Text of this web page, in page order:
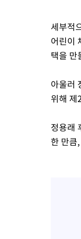
세부적
어린이
택을 만
아울러
위해 제
정용래
한 만큼